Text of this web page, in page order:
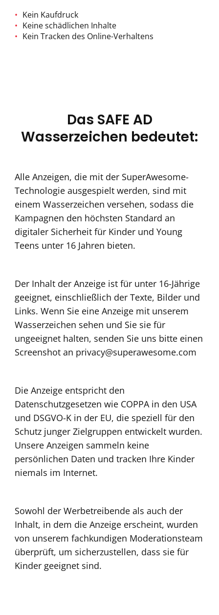
Kein Kaufdruck
Keine schädlichen Inhalte
Kein Tracken des Online-Verhaltens
Das SAFE AD
Wasserzeichen bedeutet:
Alle Anzeigen, die mit der SuperAwesome-
Technologie ausgespielt werden, sind mit
einem Wasserzeichen versehen, sodass die
Kampagnen den höchsten Standard an
digitaler Sicherheit für Kinder und Young
Teens unter 16 Jahren bieten.
Der Inhalt der Anzeige ist für unter 16-Jährige
geeignet, einschließlich der Texte, Bilder und
Links. Wenn Sie eine Anzeige mit unserem
Wasserzeichen sehen und Sie sie für
ungeeignet halten, senden Sie uns bitte einen
Screenshot an privacy@superawesome.com
Die Anzeige entspricht den
Datenschutzgesetzen wie COPPA in den USA
und DSGVO-K in der EU, die speziell für den
Schutz junger Zielgruppen entwickelt wurden.
Unsere Anzeigen sammeln keine
persönlichen Daten und tracken Ihre Kinder
niemals im Internet.
Sowohl der Werbetreibende als auch der
Inhalt, in dem die Anzeige erscheint, wurden
von unserem fachkundigen Moderationsteam
überprüft, um sicherzustellen, dass sie für
Kinder geeignet sind.